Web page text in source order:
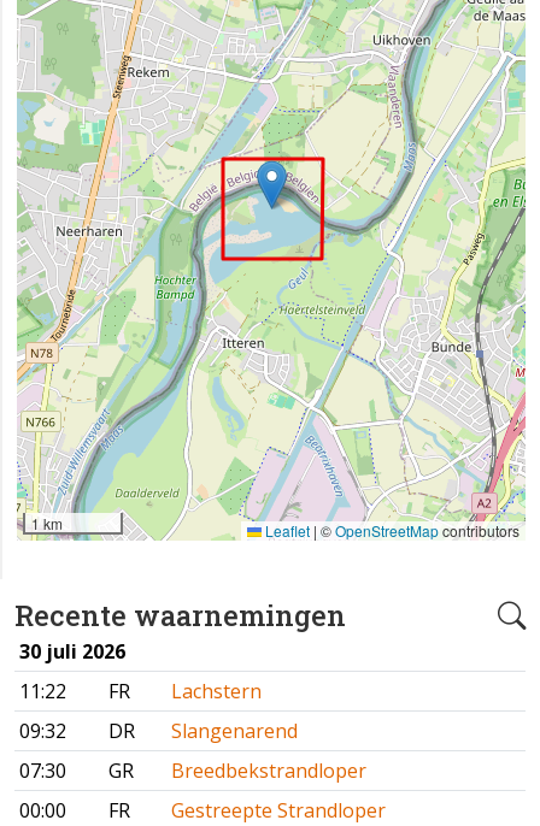
Recente waarnemingen
30 juli 2026
11:22
FR
Lachstern
09:32
DR
Slangenarend
07:30
GR
Breedbekstrandloper
00:00
FR
Gestreepte Strandloper
1 km Leaflet | ©OpenStreetMapcontributors